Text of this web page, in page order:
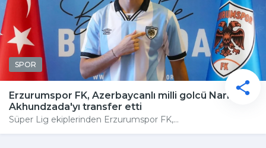
SPOR
Erzurumspor FK, Azerbaycanlı milli golcü Nariman
Akhundzada'yı transfer etti
Süper Lig ekiplerinden Erzurumspor FK,...